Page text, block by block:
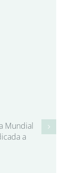
Mundial
a